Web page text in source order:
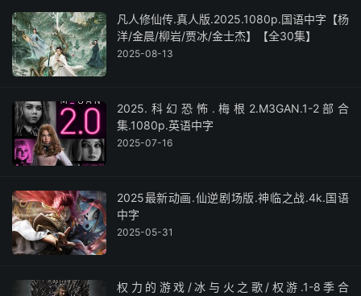
凡人修仙传.真人版.2025.1080p.国语中字【杨
洋/金晨/柳岩/贾冰/金士杰】【全30集】
2025-08-13
2025.科幻恐怖.梅根2.M3GAN.1-2部合
集.1080p.英语中字
2025-07-16
2025最新动画.仙逆剧场版.神临之战.4k.国语
中字
2025-05-31
权力的游戏/冰与火之歌/权游.1-8季合